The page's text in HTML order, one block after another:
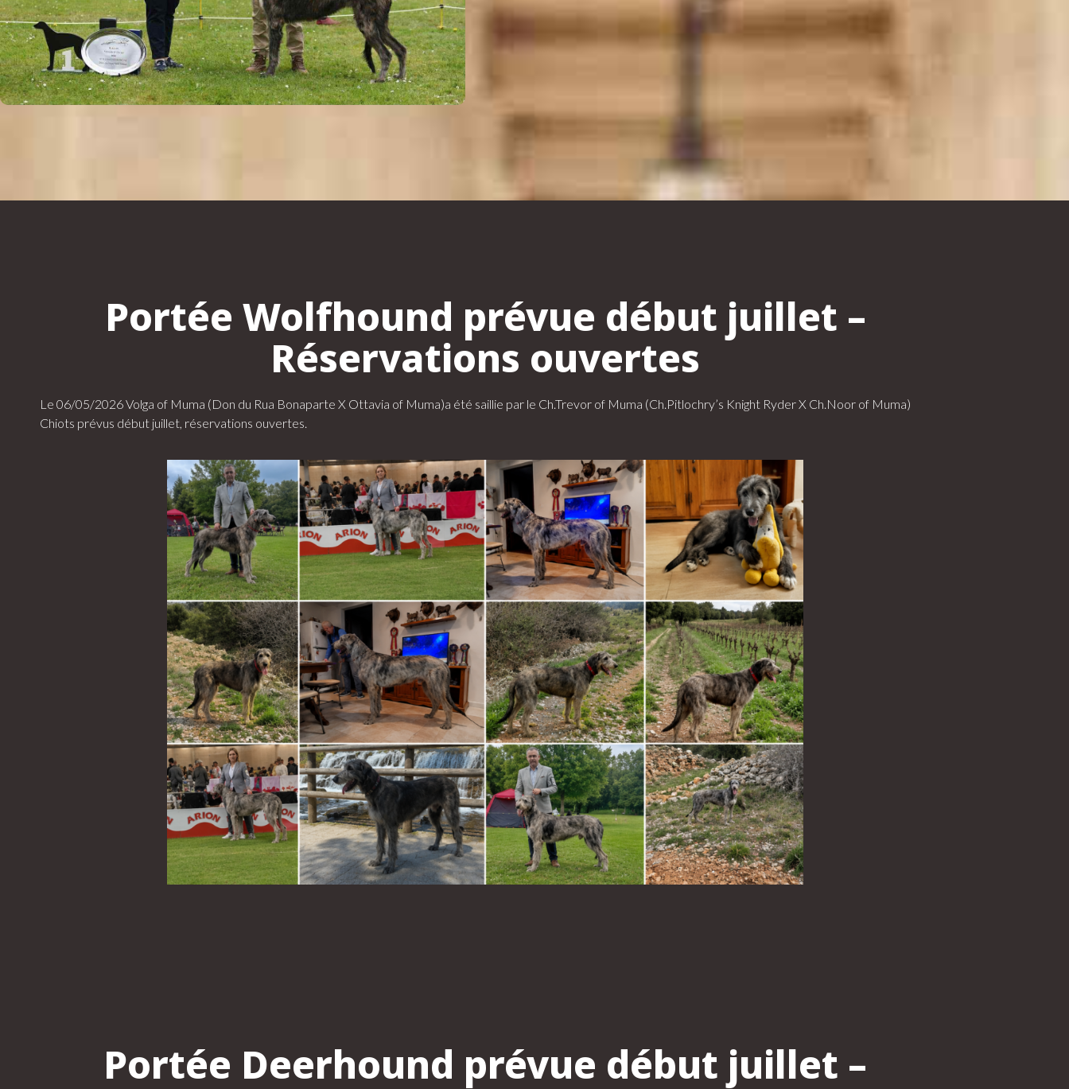
Portée Wolfhound prévue début juillet –
Réservations ouvertes
Le 06/05/2026 Volga of Muma (Don du Rua Bonaparte X Ottavia of Muma)a été saillie par le Ch.Trevor of Muma (Ch.Pitlochry’s Knight Ryder X Ch.Noor of Muma)
Chiots prévus début juillet, réservations ouvertes.
Portée Deerhound prévue début juillet –